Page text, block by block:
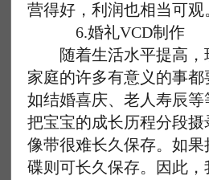
营得好，利润也相当可观
6.婚礼VCD制作
随着生活水平提高，
家庭的许多有意义的事
如结婚喜庆、老人寿辰
把宝宝的成长历程分段
像带很难长久保存。如
碟则可长久保存。因此